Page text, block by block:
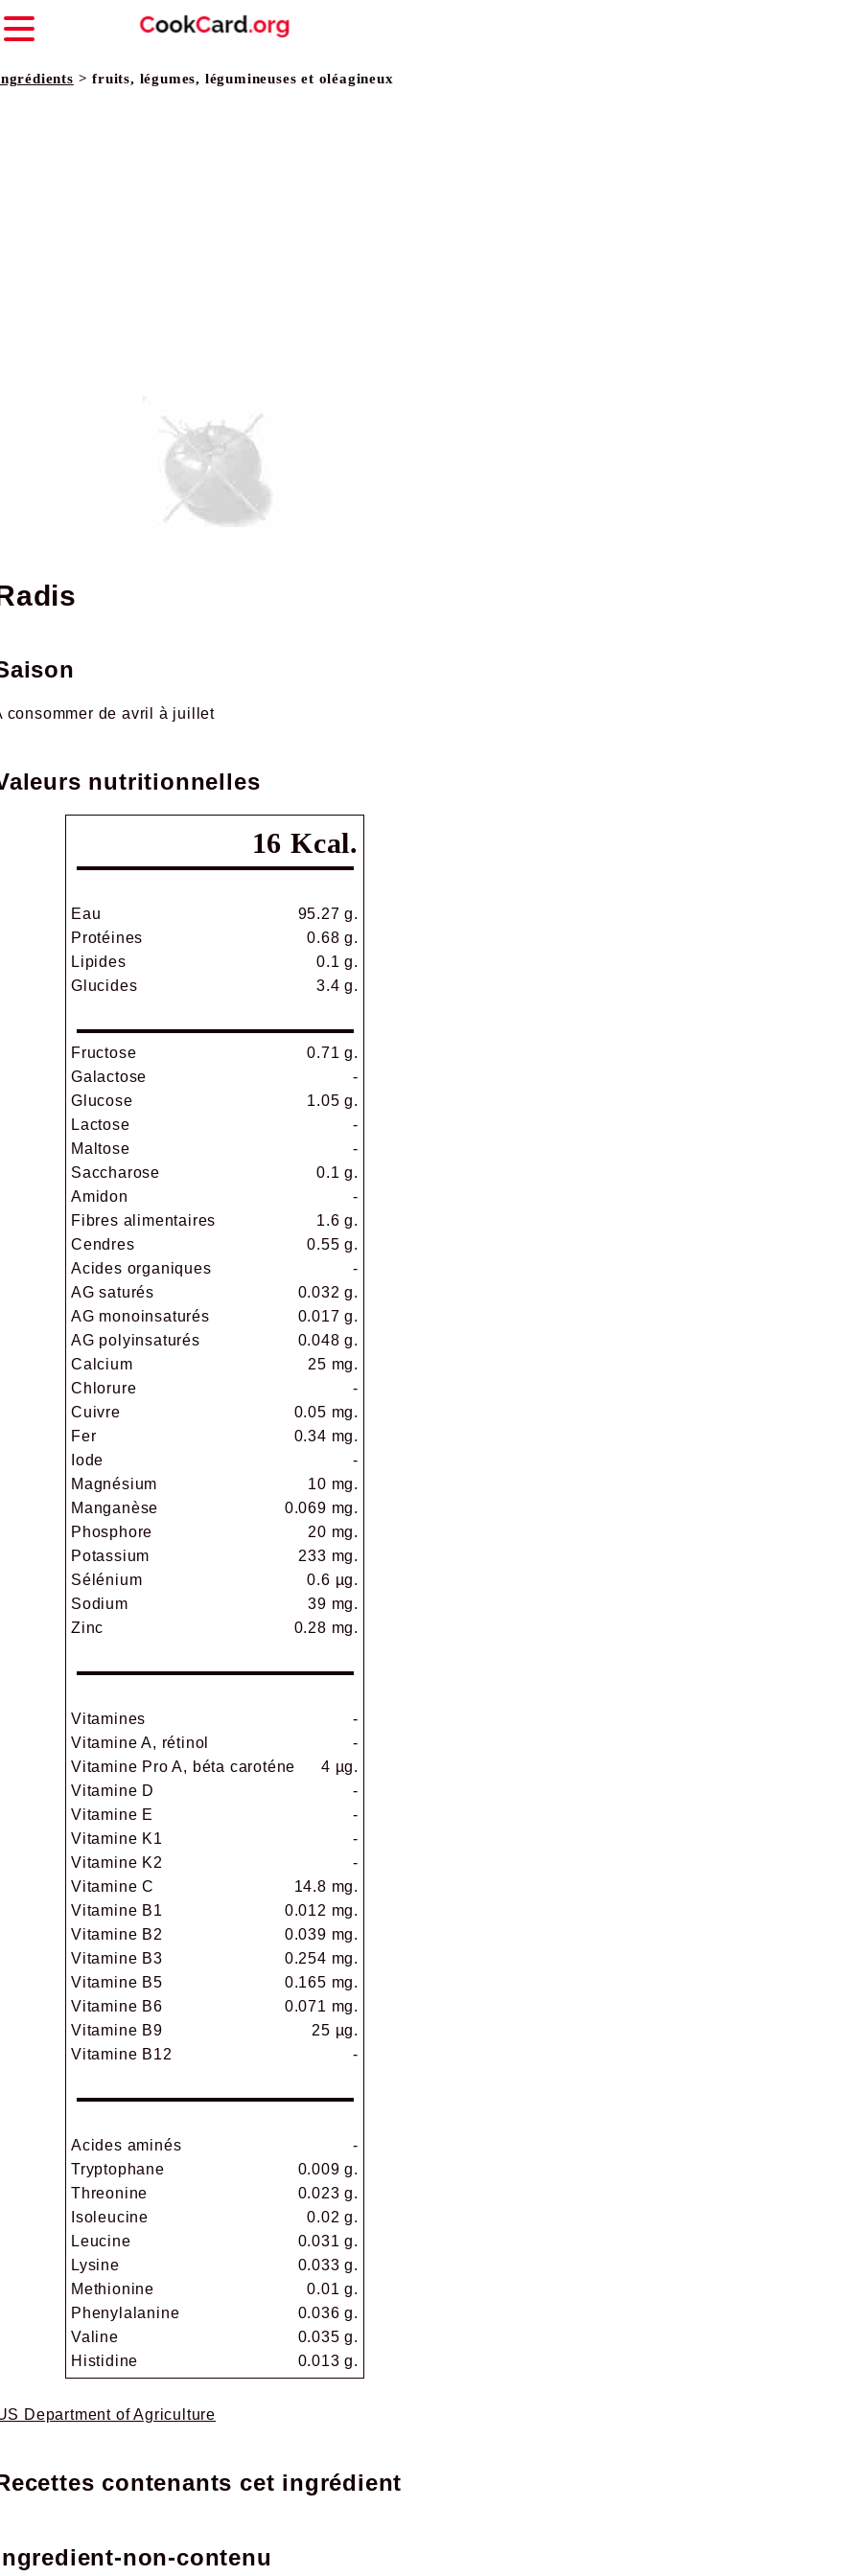
> fruits, légumes, légumineuses et oléagineux
radis
Saison
consommer de avril à juillet
Valeurs nutritionnelles
16 Kcal.
Eau
95.27 g.
Protéines
0.68 g.
Lipides
0.1 g.
Glucides
3.4 g.
Fructose
0.71 g.
Galactose
-
Glucose
1.05 g.
Lactose
-
Maltose
-
Saccharose
0.1 g.
Amidon
-
Fibres alimentaires
1.6 g.
Cendres
0.55 g.
Acides organiques
-
AG saturés
0.032 g.
AG monoinsaturés
0.017 g.
AG polyinsaturés
0.048 g.
Calcium
25 mg.
Chlorure
-
Cuivre
0.05 mg.
Fer
0.34 mg.
Iode
-
Magnésium
10 mg.
Manganèse
0.069 mg.
Phosphore
20 mg.
Potassium
233 mg.
Sélénium
0.6 µg.
Sodium
39 mg.
Zinc
0.28 mg.
Vitamines
-
Vitamine A, rétinol
-
Vitamine Pro A, béta caroténe
4 µg.
Vitamine D
-
Vitamine E
-
Vitamine K1
-
Vitamine K2
-
Vitamine C
14.8 mg.
Vitamine B1
0.012 mg.
Vitamine B2
0.039 mg.
Vitamine B3
0.254 mg.
Vitamine B5
0.165 mg.
Vitamine B6
0.071 mg.
Vitamine B9
25 µg.
Vitamine B12
-
Acides aminés
-
Tryptophane
0.009 g.
Threonine
0.023 g.
Isoleucine
0.02 g.
Leucine
0.031 g.
Lysine
0.033 g.
Methionine
0.01 g.
Phenylalanine
0.036 g.
Valine
0.035 g.
Histidine
0.013 g.
Department of Agriculture
Recettes contenants cet ingrédient
ingredient-non-contenu